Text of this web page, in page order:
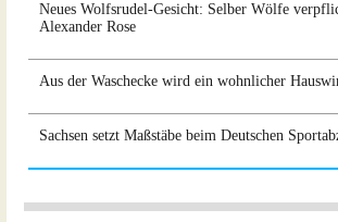
Neues Wolfsrudel-Gesicht: Selber Wölfe
Alexander Rose
Aus der Waschecke wird ein wohnlicher
Sachsen setzt Maßstäbe beim Deutschen